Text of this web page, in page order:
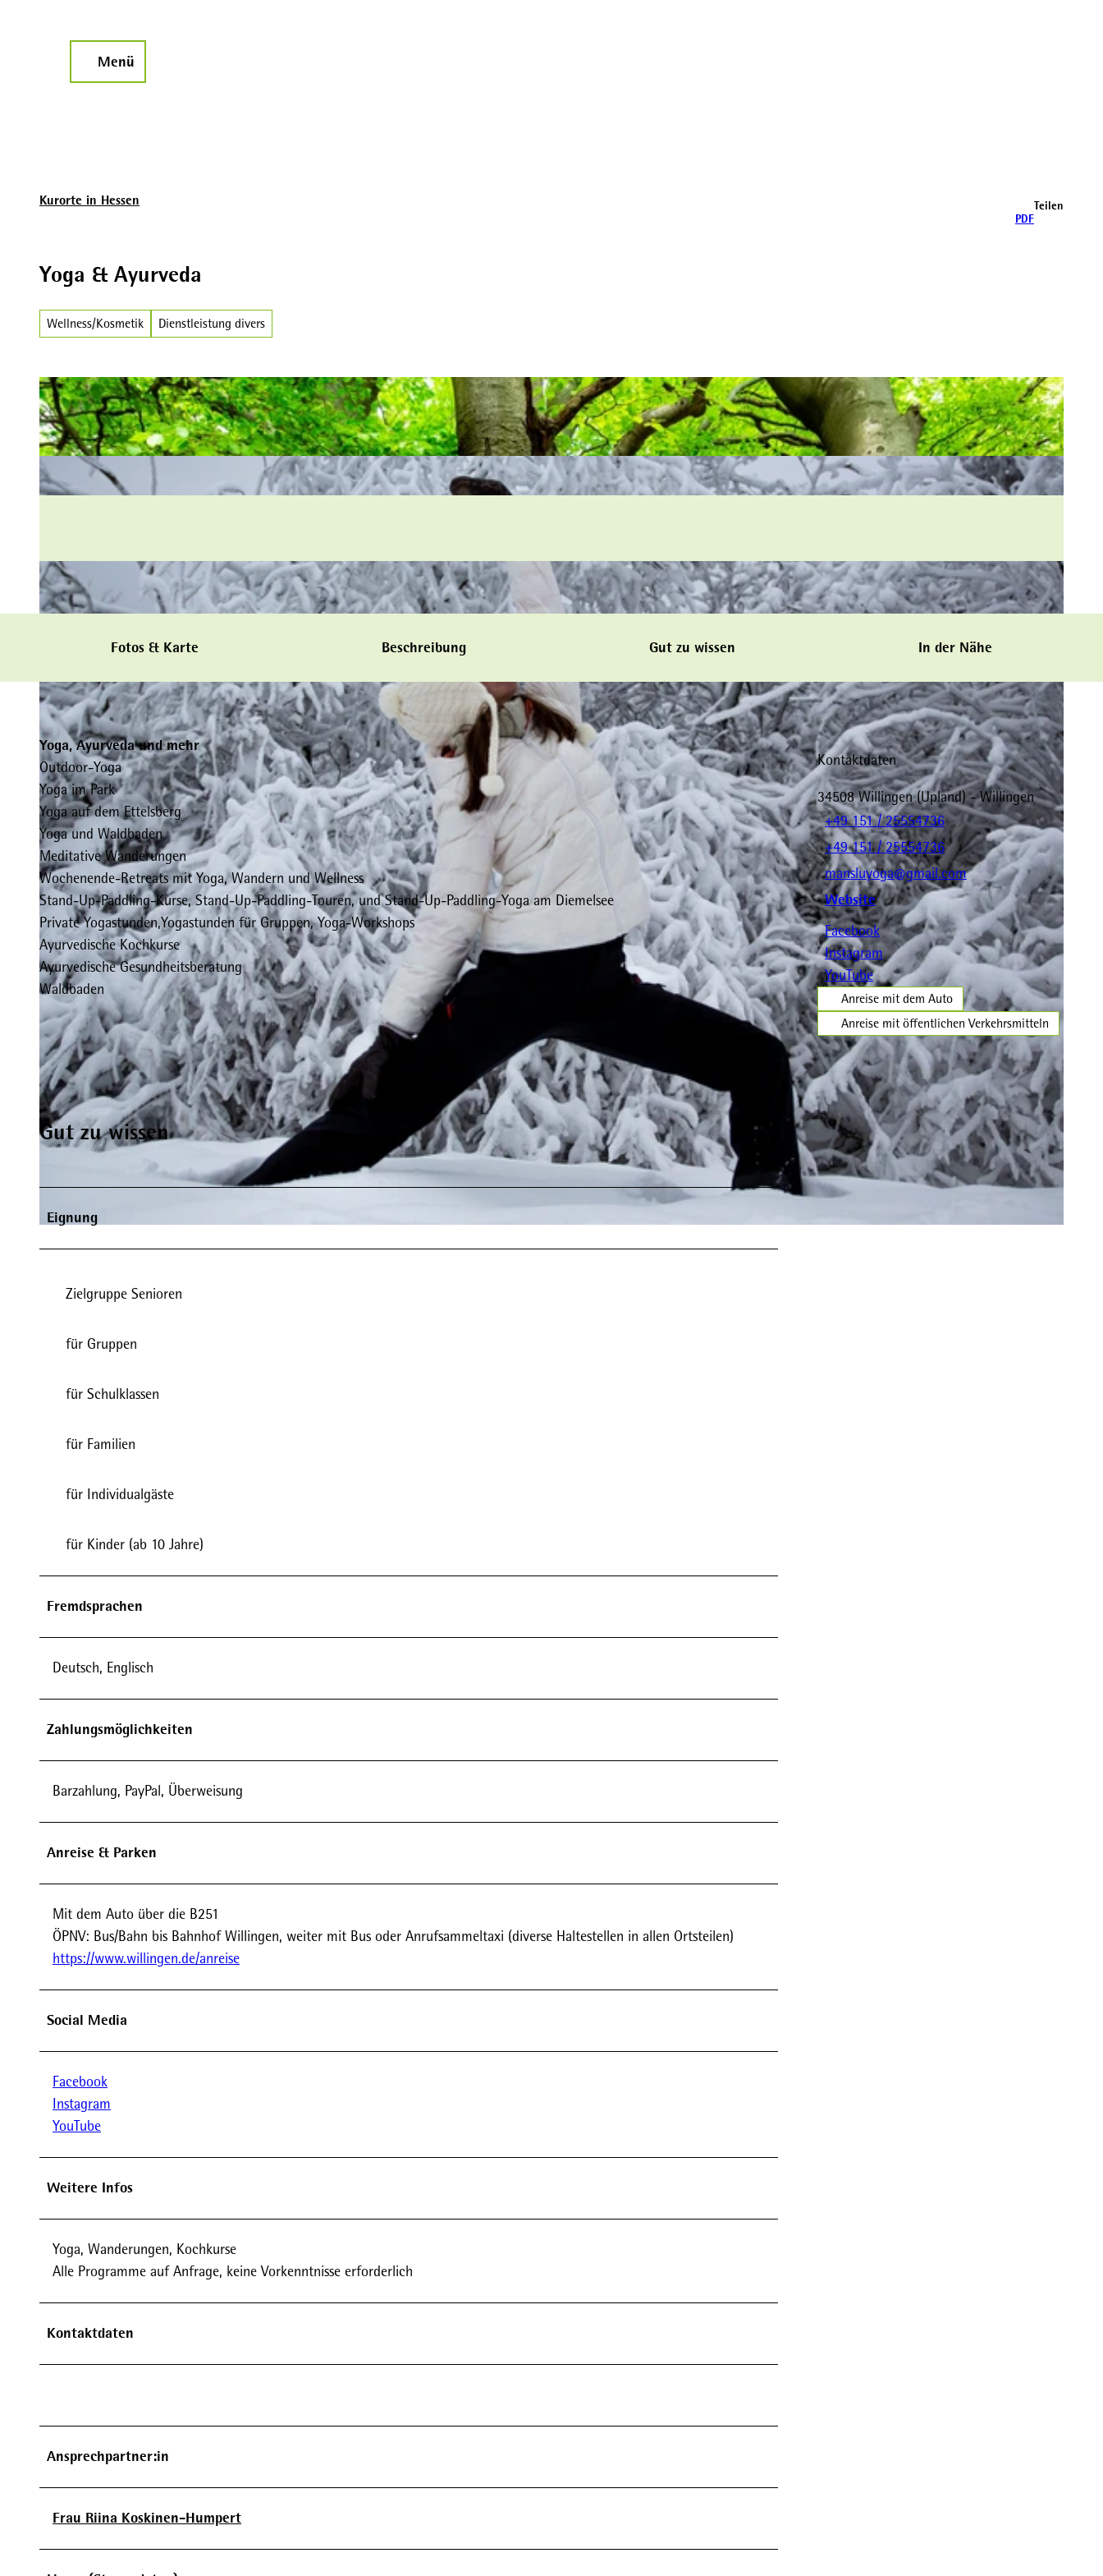
Menü
Kurorte in Hessen
PDF
Teilen
Yoga & Ayurveda
Wellness/Kosmetik Dienstleistung divers
© David Heiseinfo@davidheise.de |
Fotos & Karte Beschreibung Gut zu wissen In der Nähe
Yoga, Ayurveda und mehr
Outdoor-Yoga
Yoga im Park
Yoga auf dem Ettelsberg
Yoga und Waldbaden
Meditative Wanderungen
Wochenende-Retreats mit Yoga, Wandern und Wellness
Stand-Up-Paddling-Kurse, Stand-Up-Paddling-Touren, und Stand-Up-Paddling-Yoga am Diemelsee
Private Yogastunden,Yogastunden für Gruppen, Yoga-Workshops
Ayurvedische Kochkurse
Ayurvedische Gesundheitsberatung
Waldbaden
Gut zu wissen
Eignung
Zielgruppe Senioren
für Gruppen
für Schulklassen
für Familien
für Individualgäste
für Kinder (ab 10 Jahre)
Fremdsprachen
Deutsch, Englisch
Zahlungsmöglichkeiten
Barzahlung, PayPal, Überweisung
Anreise & Parken
Mit dem Auto über die B251
ÖPNV: Bus/Bahn bis Bahnhof Willingen, weiter mit Bus oder Anrufsammeltaxi (diverse Haltestellen in allen Ortsteilen)
https://www.willingen.de/anreise
Social Media
Facebook
Instagram
YouTube
Weitere Infos
Yoga, Wanderungen, Kochkurse
Alle Programme auf Anfrage, keine Vorkenntnisse erforderlich
Kontaktdaten
Ansprechpartner:in
Frau Riina Koskinen-Humpert
Kontaktdaten
34508Willingen (Upland)- Willingen
+49 151 / 25554736
+49 151 / 25554736
mansluyoga@gmail.com
Website
Facebook
Instagram
YouTube
Anreise mit dem Auto
Anreise mit öffentlichen Verkehrsmitteln